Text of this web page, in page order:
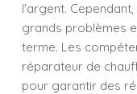
l'argent.
grands problèmes
terme. Les
réparateur de
pour garantir des